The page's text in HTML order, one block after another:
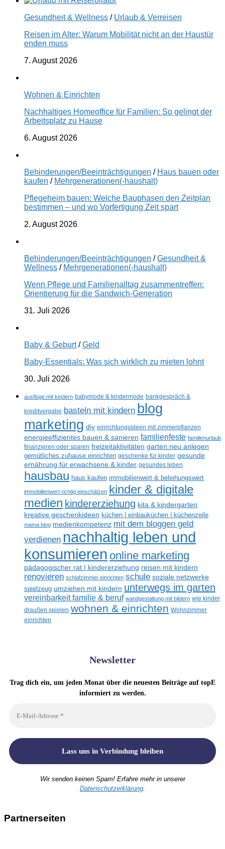
Gesundheit & Wellness / Urlaub & Verreisen
Reisen im Alter: Warum Mobilität nicht an der Haustür
enden muss
7. August 2026
Wohnen & Einrichten
Nachhaltiges Homeoffice für Familien: So gelingt der
Arbeitsplatz zu Hause
6. August 2026
Behinderungen/Beeinträchtigungen / Haus bauen oder
kaufen / Mehrgenerationen(-haushalt)
Pflegeheim bauen: Welche Bauphasen den Zeitplan
bestimmen – und wo Vorfertigung Zeit spart
2. August 2026
Behinderungen/Beeinträchtigungen /Gesundheit &
Wellness / Mehrgenerationen(-haushalt)
Wenn Pflege und Familienalltag zusammentreffen:
Orientierung für die Sandwich-Generation
31. Juli 2026
Baby & Geburt/Geld
Baby-Essentials: Was sich wirklich zu mieten lohnt
30. Juli 2026
ausflüge mit kindern babymode & kindermode bankgespräch &
kreditvergabe basteln mit kindern blog
marketing diy einrichtungsideen mit zimmerpflanzen
energieeffizientes bauen & sanieren familienfeste familienurlaub
finanzieren oder sparen freizeitaktivitäten garten neu anlegen
gemütliches zuhause einrichten geschenke für kinder gesunde
ernährung für erwachsene & kinder gesundes leben
hausbau haus kaufen immobilienwert & beleihungswert
immobilienwert richtig einschätzen kinder & digitale
medien kindererziehung kita & kindergarten
kreative geschenkideen küchen | einbauküchen | küchenzeile
mama blog medienkompetenz mit dem bloggen geld
verdienen nachhaltig leben und
konsumieren online marketing
pädagogischer rat | kindererziehung reisen mit kindern
renovieren schlafzimmer einrichten schule soziale netzwerke
spielzeug umziehen mit kindern unterwegs im garten
vereinbarkeit familie & beruf wandgestaltung mit bildern wie kinder
draußen spielen wohnen & einrichten Wohnzimmer
einrichten
Newsletter
Trag dich ein, um jeden Monat über die neuesten Beiträge auf topE
informiert zu werden.
Wir senden keinen Spam! Erfahre mehr in unserer
Datenschutzerklärung.
Partnerseiten